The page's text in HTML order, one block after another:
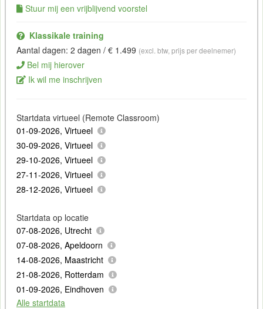
Stuur mij een vrijblijvend voorstel
Klassikale training
Aantal dagen: 2 dagen / € 1.499 (excl. btw, prijs per deelnemer)
Bel mij hierover
Ik wil me inschrijven
Startdata virtueel (Remote Classroom)
01-09-2026, Virtueel
30-09-2026, Virtueel
29-10-2026, Virtueel
27-11-2026, Virtueel
28-12-2026, Virtueel
Startdata op locatie
07-08-2026, Utrecht
07-08-2026, Apeldoorn
14-08-2026, Maastricht
21-08-2026, Rotterdam
01-09-2026, Eindhoven
Alle startdata